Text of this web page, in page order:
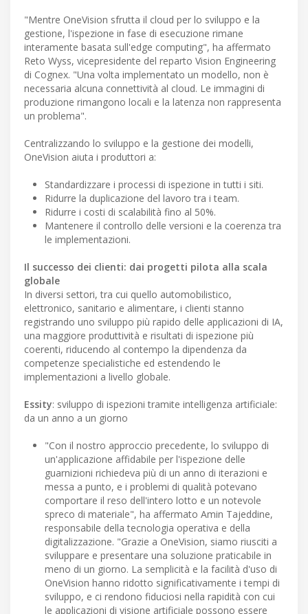
"Mentre OneVision sfrutta il cloud per lo sviluppo e la
gestione, l'ispezione in fase di esecuzione rimane
interamente basata sull'edge computing", ha affermato
Reto Wyss, vicepresidente del reparto Vision Engineering
di Cognex. "Una volta implementato un modello, non è
necessaria alcuna connettività al cloud. Le immagini di
produzione rimangono locali e la latenza non rappresenta
un problema".
Centralizzando lo sviluppo e la gestione dei modelli,
OneVision aiuta i produttori a:
Standardizzare i processi di ispezione in tutti i siti.
Ridurre la duplicazione del lavoro tra i team.
Ridurre i costi di scalabilità fino al 50%.
Mantenere il controllo delle versioni e la coerenza tra
le implementazioni.
Il successo dei clienti: dai progetti pilota alla scala
globale
In diversi settori, tra cui quello automobilistico,
elettronico, sanitario e alimentare, i clienti stanno
registrando uno sviluppo più rapido delle applicazioni di IA,
una maggiore produttività e risultati di ispezione più
coerenti, riducendo al contempo la dipendenza da
competenze specialistiche ed estendendo le
implementazioni a livello globale.
Essity: sviluppo di ispezioni tramite intelligenza artificiale:
da un anno a un giorno
"Con il nostro approccio precedente, lo sviluppo di
un'applicazione affidabile per l'ispezione delle
guarnizioni richiedeva più di un anno di iterazioni e
messa a punto, e i problemi di qualità potevano
comportare il reso dell'intero lotto e un notevole
spreco di materiale", ha affermato Amin Tajeddine,
responsabile della tecnologia operativa e della
digitalizzazione. "Grazie a OneVision, siamo riusciti a
sviluppare e presentare una soluzione praticabile in
meno di un giorno. La semplicità e la facilità d'uso di
OneVision hanno ridotto significativamente i tempi di
sviluppo, e ci rendono fiduciosi nella rapidità con cui
le applicazioni di visione artificiale possono essere